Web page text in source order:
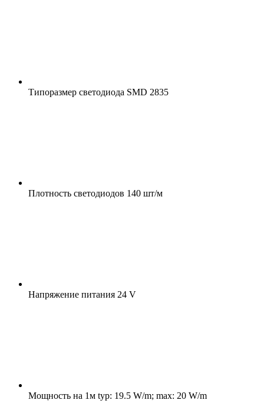
Типоразмер светодиода SMD 2835
Плотность светодиодов 140 шт/м
Напряжение питания 24 V
Мощность на 1м typ: 19.5 W/m; max: 20 W/m